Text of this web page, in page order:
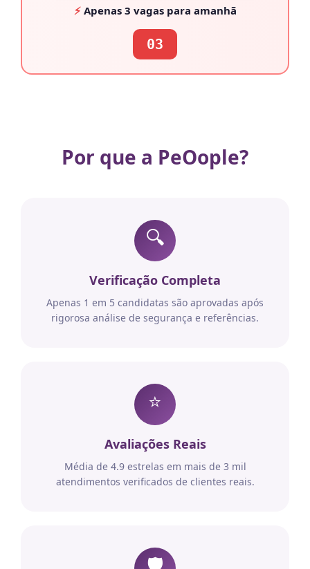
⚡Apenas 3 vagaspara amanhã
03
Por que a PeOople?
🔍
Verificação Completa
Apenas 1 em 5 candidatas são aprovadas após
rigorosa análise de segurança e referências.
⭐
Avaliações Reais
Média de 4.9 estrelas em mais de 3 mil
atendimentos verificados de clientes reais.